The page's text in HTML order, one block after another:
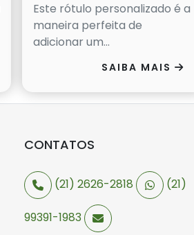
Este rótulo personalizado é a
maneira perfeita de
adicionar um...
SAIBA MAIS
CONTATOS
(21) 2626-2818 (21)
99391-1983